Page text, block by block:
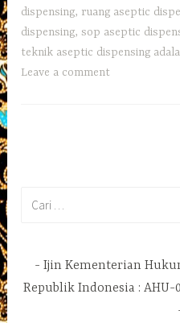
dispensing, ruang aseptic
dispensing,sop aseptic
teknik aseptic dispensing
Leave a comment
Ijin Kementerian
Republik Indonesia : AHU-